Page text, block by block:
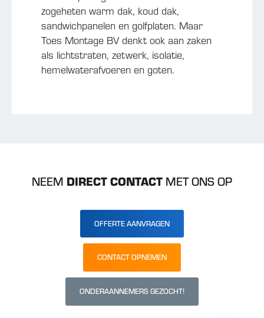
zogeheten warm dak, koud dak,
sandwichpanelen en golfplaten. Maar
Toes Montage BV denkt ook aan zaken
als lichtstraten, zetwerk, isolatie,
hemelwaterafvoeren en goten.
NEEM DIRECT CONTACT MET ONS OP
OFFERTE AANVRAGEN
CONTACT OPNEMEN
ONDERAANNEMERS GEZOCHT!